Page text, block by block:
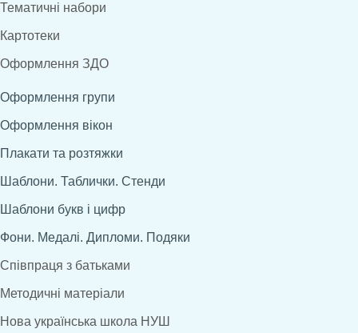
Тематичні набори
Картотеки
Оформлення ЗДО
Оформлення групи
Оформлення вікон
Плакати та розтяжки
Шаблони. Таблички. Стенди
Шаблони букв і цифр
Фони. Медалі. Дипломи. Подяки
Співпраця з батьками
Методичні матеріали
Нова українська школа НУШ